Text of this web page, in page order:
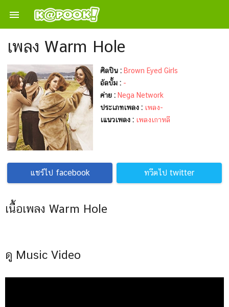

เพลง Warm Hole
ศิลปิน : Brown Eyed Girls
อัลบั้ม : -
ค่าย : Nega Network
ประเภทเพลง : เพลง-
เแนวเพลง : เพลงเกาหลี
แชร์ไป facebook ทวีตไป twitter
เนื้อเพลง Warm Hole
ดู Music Video